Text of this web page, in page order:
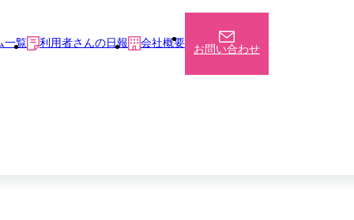
一覧 利用者さんの日報 会社概要 お問い合わせ